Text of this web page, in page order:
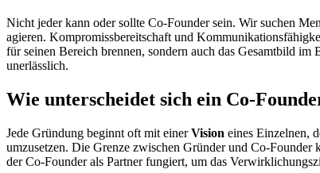
Nicht jeder kann oder sollte Co-Founder sein. Wir suchen
agieren. Kompromissbereitschaft und
für seinen Bereich brennen, sondern auch das Gesamtbild
unerlässlich.
Wie unterscheidet sich ein Co-
Jede Gründung beginnt oft mit einerVision eines Einzelnen,
umzusetzen. Die Grenze zwischen Gründer und Co-
der Co-Founder als Partner fungiert, um das